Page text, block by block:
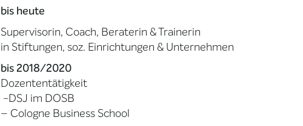
bis heute
Supervisorin, Coach, Beraterin & Trainerin
in Stiftungen, soz. Einrichtungen & Unternehmen
bis 2018/2020
Dozententätigkeit
-DSJ im DOSB
– Cologne Business School